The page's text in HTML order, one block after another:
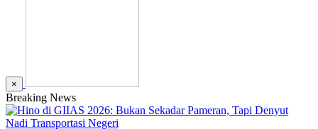
×
Breaking News